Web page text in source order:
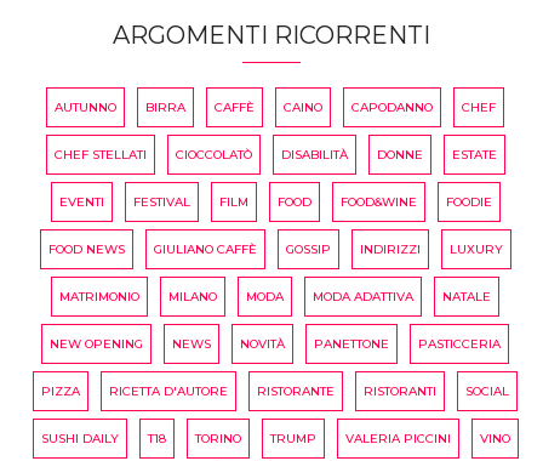
ARGOMENTI RICORRENTI
AUTUNNO BIRRA CAFFÈ CAINO CAPODANNO CHEF
CHEF STELLATI CIOCCOLATÒ DISABILITÀ DONNE ESTATE
EVENTI FESTIVAL FILM FOOD FOOD&WINE FOODIE
FOOD NEWS GIULIANO CAFFÈ GOSSIP INDIRIZZI LUXURY
MATRIMONIO MILANO MODA MODA ADATTIVA NATALE
NEW OPENING NEWS NOVITÀ PANETTONE PASTICCERIA
PIZZA RICETTA D'AUTORE RISTORANTE RISTORANTI SOCIAL
SUSHI DAILY T18 TORINO TRUMP VALERIA PICCINI VINO